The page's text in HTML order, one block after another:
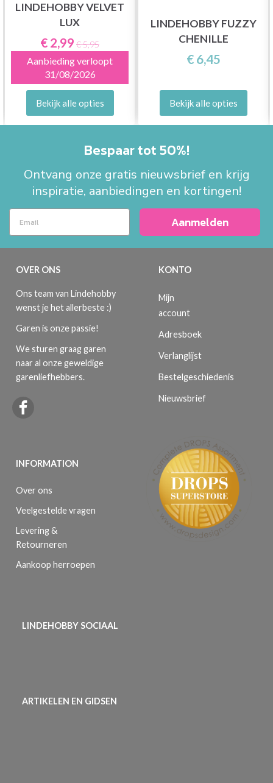
LINDEHOBBY VELVET
LUX
€ 2,99 € 5,95
Aanbieding verloopt
31/08/2026
Bekijk alle opties
LINDEHOBBY FUZZY
CHENILLE
€ 6,45
Bekijk alle opties
Bespaar tot 50%!
Ontvang onze gratis nieuwsbrief en krijg
inspiratie, aanbiedingen en kortingen!
Aanmelden
OVER ONS
Ons team van Lindehobby
wenst je het allerbeste :)
Garen is onze passie!
We sturen graag garen
naar al onze geweldige
garenliefhebbers.
INFORMATION
Over ons
Veelgestelde vragen
Levering &
Retourneren
Aankoop herroepen
KONTO
Mijn
account
Adresboek
Verlanglijst
Bestelgeschiedenis
Nieuwsbrief
LINDEHOBBY SOCIAAL
ARTIKELEN EN GIDSEN